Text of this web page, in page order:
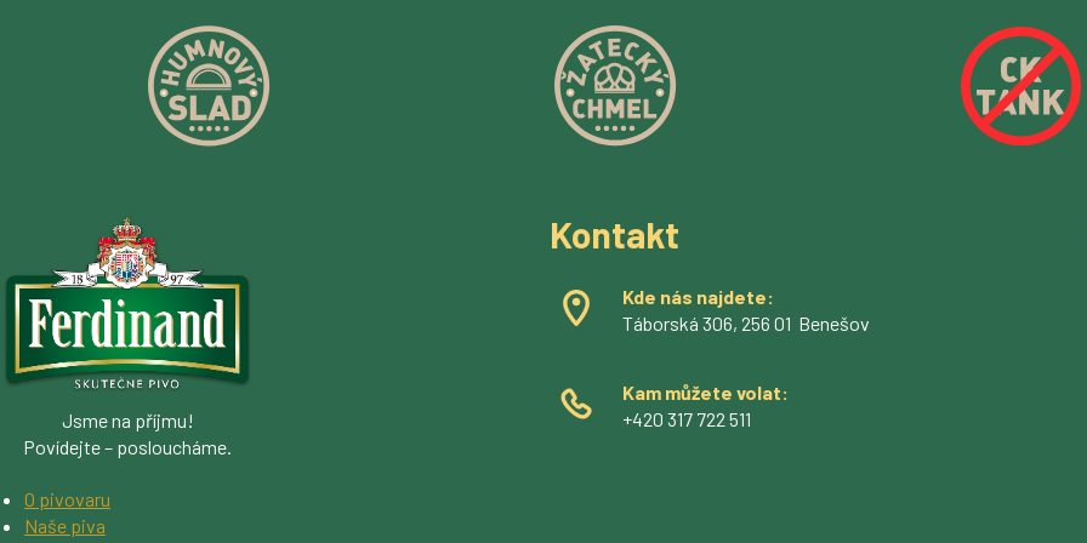
O pivovaru
Naše piva
Jsme na příjmu!
Povídejte – posloucháme.
Kontakt
Kde nás najdete:
Táborská 306, 256 01 Benešov
Kam můžete volat:
+420 317 722 511